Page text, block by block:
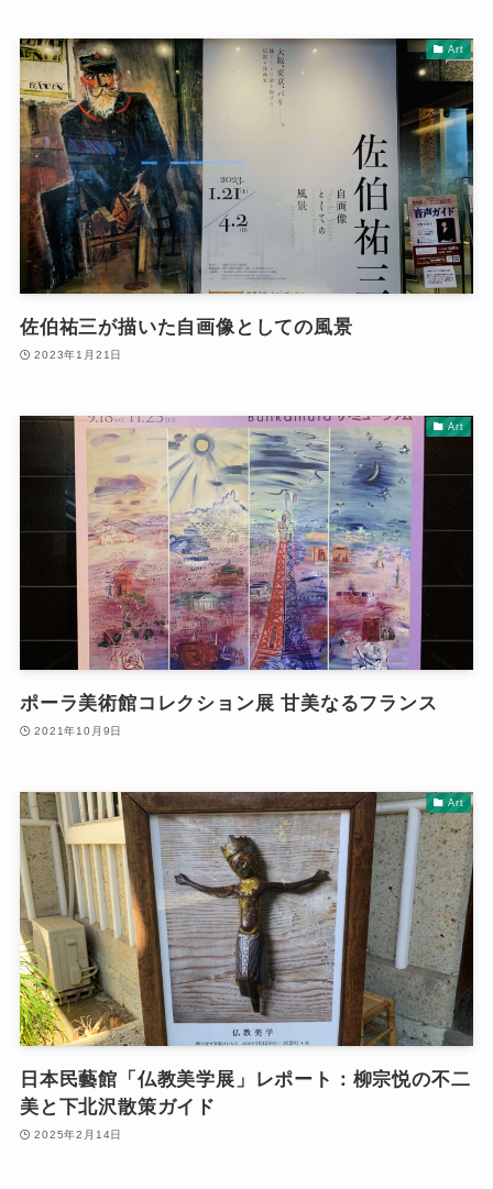
Art
佐伯祐三が描いた自画像としての風景
2023年1月21日
Art
ポーラ美術館コレクション展 甘美なるフランス
2021年10月9日
Art
日本民藝館「仏教美学展」レポート：柳宗悦の不二
美と下北沢散策ガイド
2025年2月14日